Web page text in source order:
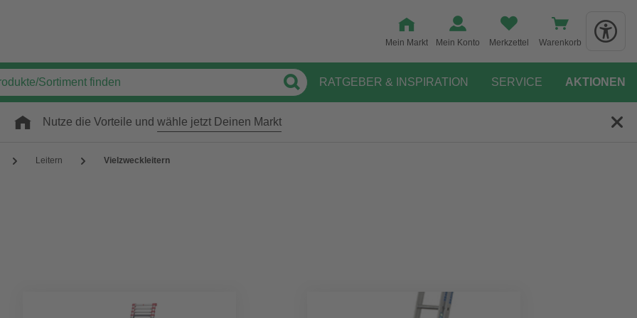
Mein Markt Mein Konto Merkzettel Warenkorb
RATGEBER & INSPIRATION SERVICE AKTIONEN
Nutze die Vorteile und wähle jetzt Deinen Markt
Leitern Vielzweckleitern